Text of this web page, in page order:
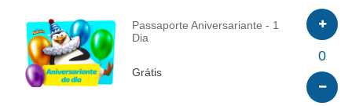
INFO
Passaporte Aniversariante - 1
Dia
Grátis
0